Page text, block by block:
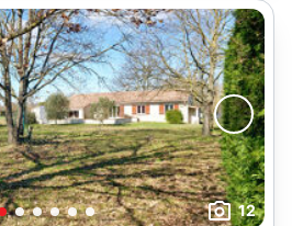
12